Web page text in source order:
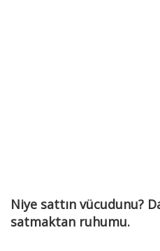
Niye sattın vücudunu?
satmaktan ruhumu.